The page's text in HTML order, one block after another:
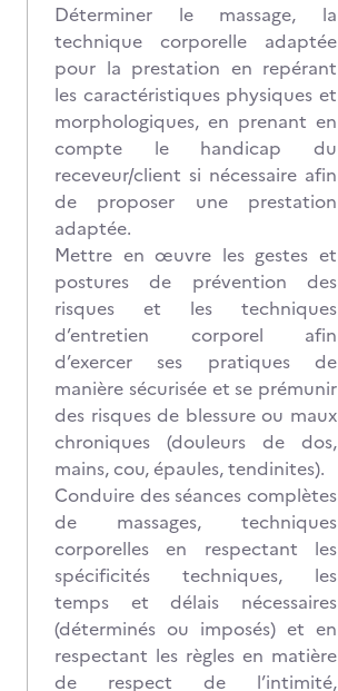
Déterminer le massage, la
technique corporelle adaptée
pour la prestation en repérant
les caractéristiques physiques et
morphologiques, en prenant en
compte le handicap du
receveur/client si nécessaire afin
de proposer une prestation
adaptée.
Mettre en œuvre les gestes et
postures de prévention des
risques et les techniques
d’entretien corporel afin
d’exercer ses pratiques de
manière sécurisée et se prémunir
des risques de blessure ou maux
chroniques (douleurs de dos,
mains, cou, épaules, tendinites).
Conduire des séances complètes
de massages, techniques
corporelles en respectant les
spécificités techniques, les
temps et délais nécessaires
(déterminés ou imposés) et en
respectant les règles en matière
de respect de l’intimité,